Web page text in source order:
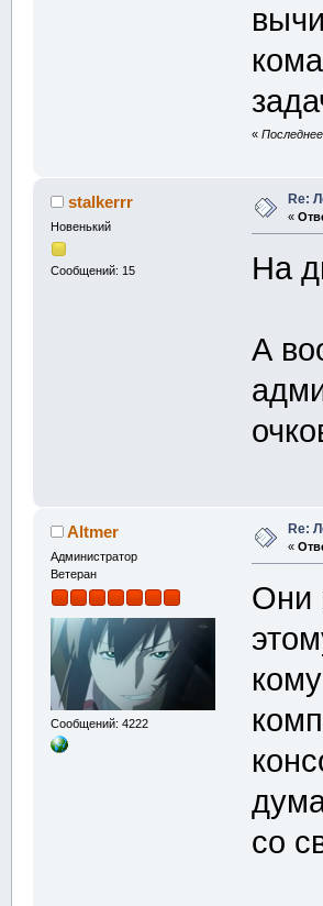
«
stalkerrr
Новенький
Сообщений: 15
Re:
«
На
А
Altmer
Администратор
Ветеран
Сообщений: 4222
Re:
«
Они
со